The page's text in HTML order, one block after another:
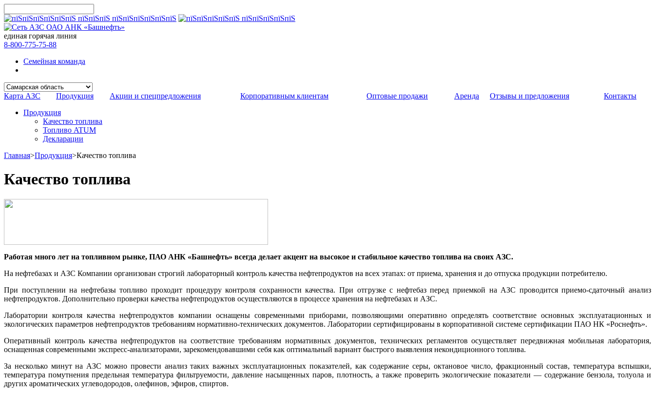
единая горячая линия
8-800-775-75-88
Семейная команда
Карта АЗС Продукция Акции и спецпредложения Корпоративным клиентам Оптовые продажи Аренда Отзывы и предложения
Контакты
Продукция
Качество топлива
Топливо ATUM
Декларации
Главная>Продукция>Качество топлива
Качество топлива
Работая много лет на топливном рынке, ПАО АНК «Башнефть» всегда делает акцент на высокое и стабильное качество топлива на своих АЗС.
На нефтебазах и АЗС Компании организован строгий лабораторный контроль качества нефтепродуктов на всех этапах: от приема, хранения и до отпуска продукции потребителю.
При поступлении на нефтебазы топливо проходит процедуру контроля сохранности качества. При отгрузке с нефтебаз перед приемкой на АЗС проводится приемо-сдаточный анализ
нефтепродуктов. Дополнительно проверки качества нефтепродуктов осуществляются в процессе хранения на нефтебазах и АЗС.
Лаборатории контроля качества нефтепродуктов компании оснащены современными приборами, позволяющими оперативно определять соответствие основных эксплуатационных и
экологических параметров нефтепродуктов требованиям нормативно-технических документов. Лаборатории сертифицированы в корпоративной системе сертификации ПАО НК «Роснефть».
Оперативный контроль качества нефтепродуктов на соответствие требованиям нормативных документов, технических регламентов осуществляет передвижная мобильная лаборатория,
оснащенная современными экспресс-анализаторами, зарекомендовавшими себя как оптимальный вариант быстрого выявления некондиционного топлива.
За несколько минут на АЗС можно провести анализ таких важных эксплуатационных показателей, как содержание серы, октановое число, фракционный состав, температура вспышки,
температура помутнения предельная температура фильтруемости, давление насыщенных паров, плотность, а также проверить экологические показатели — содержание бензола, толуола и
других ароматических углеводородов, олефинов, эфиров, спиртов.